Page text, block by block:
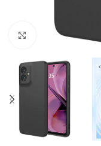
Click to enlarge